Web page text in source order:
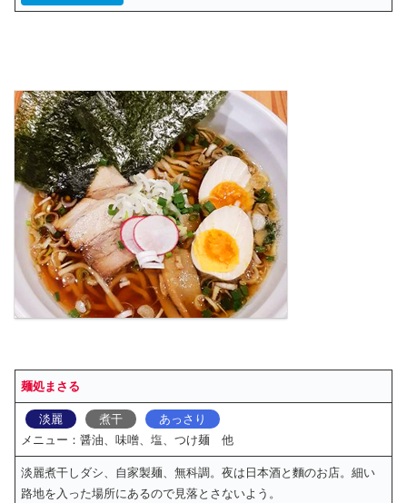
麺処まさる
淡麗 煮干
あっさり
メニュー：醤油、味噌、塩、つけ麺 他
淡麗煮干しダシ、自家製麺、無科調。夜は日本酒と麵のお店。細い
路地を入った場所にあるので見落とさないよう。